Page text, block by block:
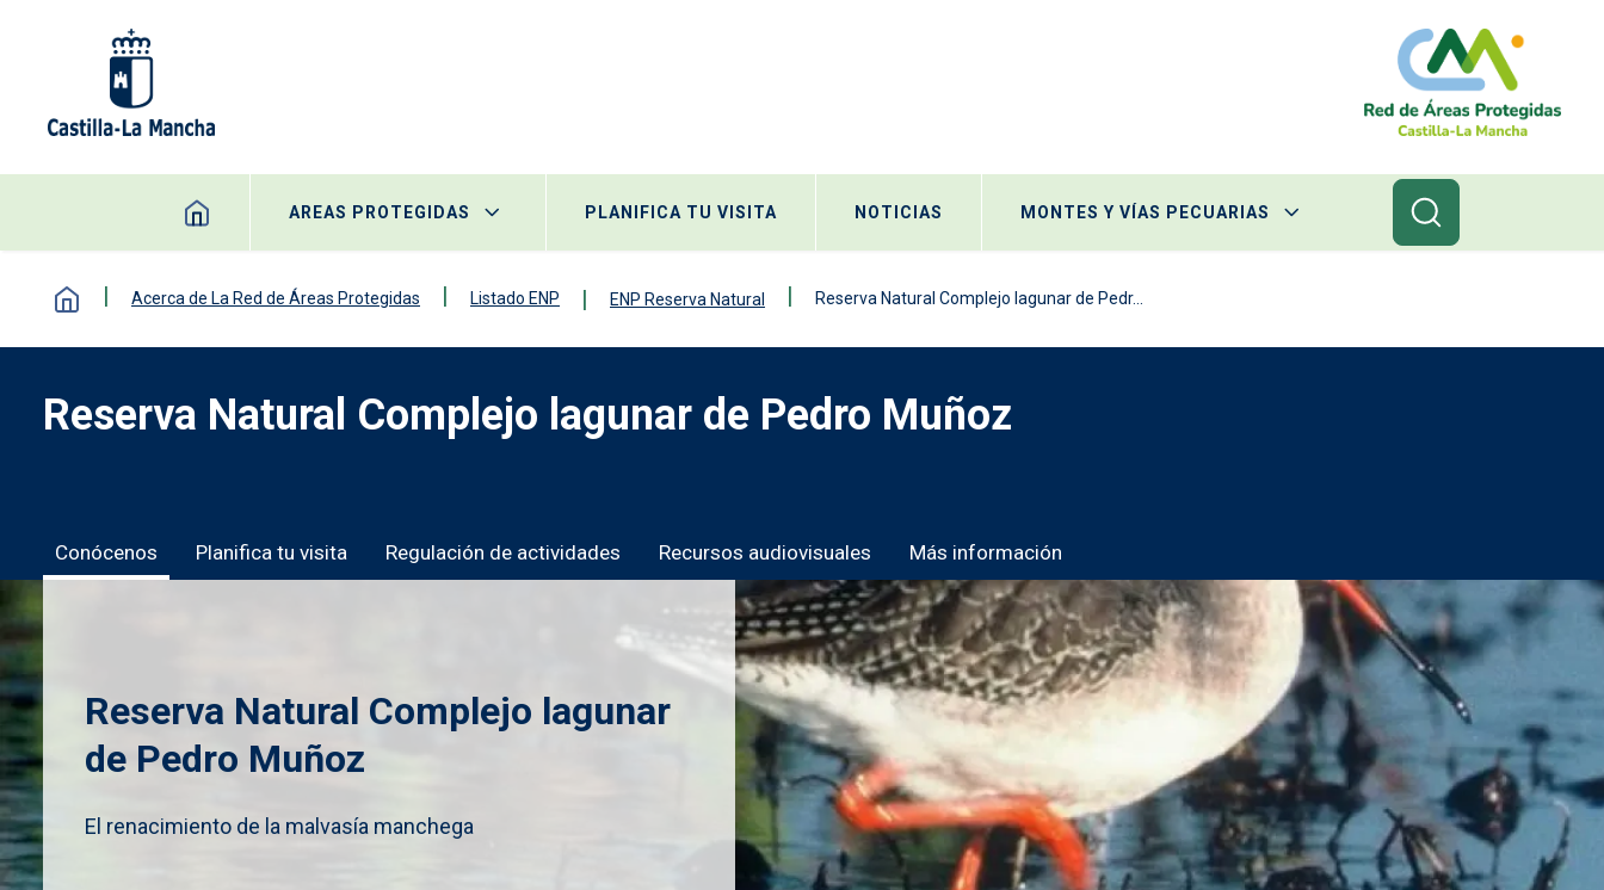
AREAS PROTEGIDAS PLANIFICA TU VISITA NOTICIAS MONTES Y VÍAS PECUARIAS
Acerca de La Red de Áreas Protegidas Listado ENP ENP Reserva Natural Reserva Natural Complejo lagunar de Pedr...
Reserva Natural Complejo lagunar de Pedro Muñoz
Conócenos Planifica tu visita Regulación de actividades Recursos audiovisuales Más información
Reserva Natural Complejo lagunar
de Pedro Muñoz
El renacimiento de la malvasía manchega